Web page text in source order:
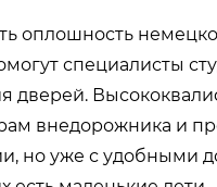
оплошность
специалисты
дверей.
внедорожника и
но уже с удобными